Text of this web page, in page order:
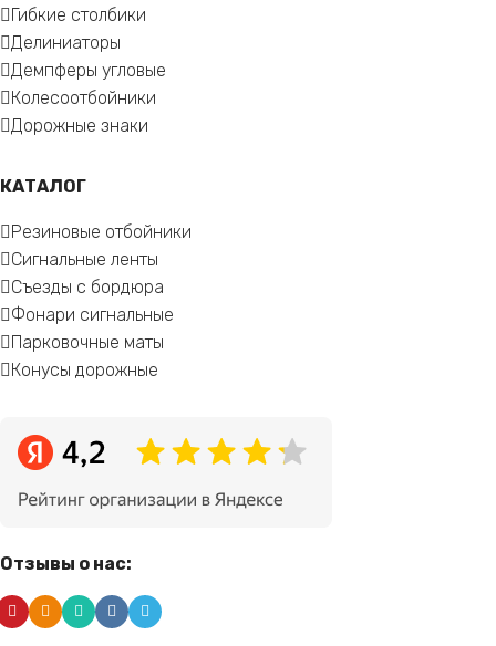
Гибкие столбики
Делиниаторы
Демпферы угловые
Колесоотбойники
Дорожные знаки
КАТАЛОГ
Резиновые отбойники
Сигнальные ленты
Съезды с бордюра
Фонари сигнальные
Парковочные маты
Конусы дорожные
Отзывы о нас: